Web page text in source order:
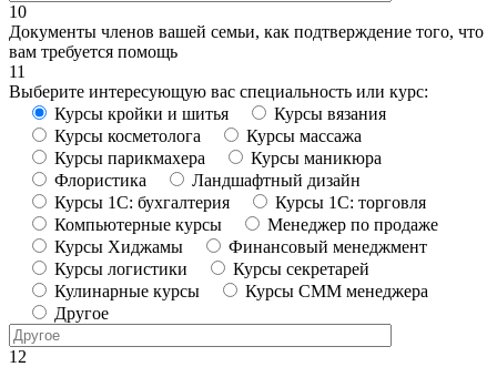
10
Документы членов вашей семьи, как подтверждение того, что
вам требуется помощь
11
Выберите интересующую вас специальность или курс:
Курсы кройки и шитья
Курсы вязания
Курсы косметолога
Курсы массажа
Курсы парикмахера
Курсы маникюра
Флористика
Ландшафтный дизайн
Курсы 1С: бухгалтерия
Курсы 1С: торговля
Компьютерные курсы
Менеджер по продаже
Курсы Хиджамы
Финансовый менеджмент
Курсы логистики
Курсы секретарей
Кулинарные курсы
Курсы СММ менеджера
Другое
12